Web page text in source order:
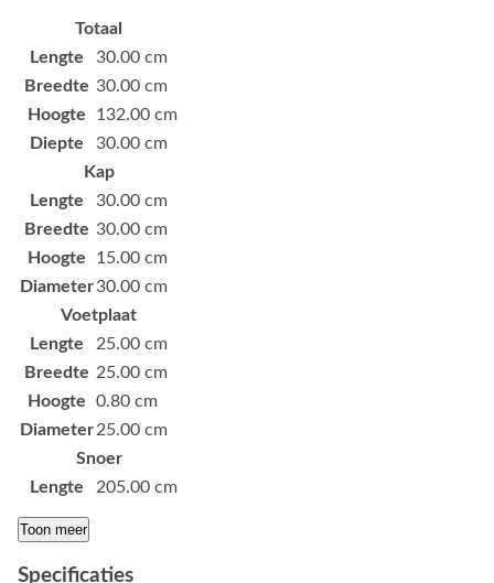
Totaal
Lengte
30.00 cm
Breedte 30.00 cm
Hoogte
132.00 cm
Diepte
30.00 cm
Kap
Lengte
30.00 cm
Breedte 30.00 cm
Hoogte
15.00 cm
Diameter30.00 cm
Voetplaat
Lengte
25.00 cm
Breedte 25.00 cm
Hoogte
0.80 cm
Diameter25.00 cm
Snoer
Lengte
205.00 cm
Toon meer
Specificaties